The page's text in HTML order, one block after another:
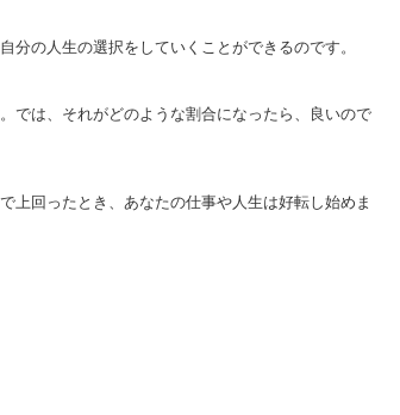
の人生の選択をしていくことができるのです。
では、それがどのような割合になったら、良いので
回ったとき、あなたの仕事や人生は好転し始めま